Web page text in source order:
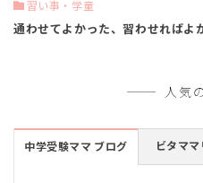
習い事・学童
通わせてよかった、習わせればよ
人気
中学受験ママ ブログ ビタマ